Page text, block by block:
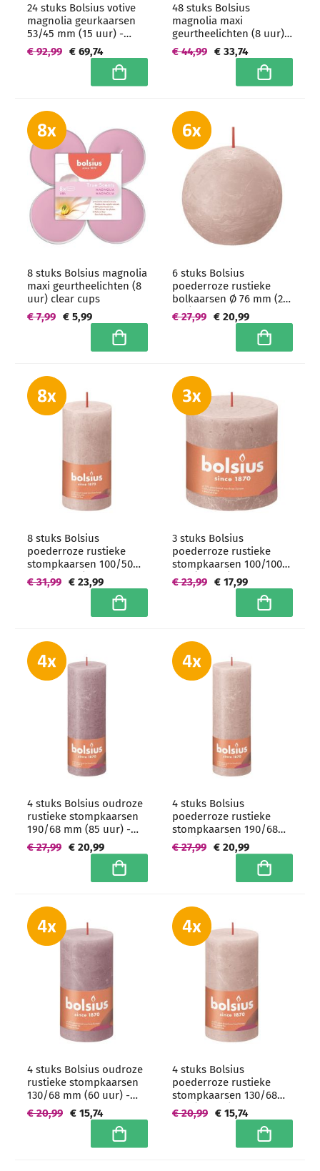
24 stuks Bolsius votive
magnolia geurkaarsen
53/45 mm (15 uur) -
grootverpakking
€ 69,74
€ 92,99
In winkelwagen
48 stuks Bolsius
magnolia maxi
geurtheelichten (8 uur)
clear cups -
grootverpakking
€ 33,74
€ 44,99
In
8 stuks Bolsius magnolia
maxi geurtheelichten (8
uur) clear cups
€ 5,99
€ 7,99
In winkelwagen
6 stuks Bolsius
poederroze rustieke
bolkaarsen Ø 76 mm (25
uur) - grootverpakking
€ 20,99
€ 27,99
In
8 stuks Bolsius
poederroze rustieke
stompkaarsen 100/50
mm (30 uur) -
grootverpakking
€ 23,99
€ 31,99
In winkelwagen
3 stuks Bolsius
poederroze rustieke
stompkaarsen 100/100
mm (62 uur) -
grootverpakking
€ 17,99
€ 23,99
In
4 stuks Bolsius oudroze
rustieke stompkaarsen
190/68 mm (85 uur) -
grootverpakking
€ 20,99
€ 27,99
In winkelwagen
4 stuks Bolsius
poederroze rustieke
stompkaarsen 190/68
mm (85 uur) -
grootverpakking
€ 20,99
€ 27,99
In
4 stuks Bolsius oudroze
rustieke stompkaarsen
130/68 mm (60 uur) -
grootverpakking
€ 15,74
€ 20,99
In winkelwagen
4 stuks Bolsius
poederroze rustieke
stompkaarsen 130/68
mm (60 uur) -
grootverpakking
€ 15,74
€ 20,99
In